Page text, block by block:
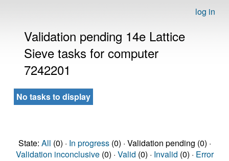
log in
Validation pending 14e Lattice
Sieve tasks for computer
7242201
No tasks to display
State: All (0) · In progress(0) · Validation pending (0) ·
Validation inconclusive(0) · Valid (0) · Invalid (0) · Error